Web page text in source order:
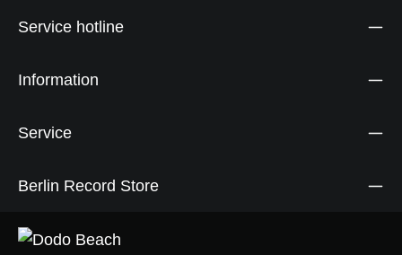
Service hotline
Information
Service
Berlin Record Store